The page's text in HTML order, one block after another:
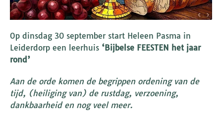
Op dinsdag 30 september start Heleen Pasma in
Leiderdorp een leerhuis ‘Bijbelse FEESTEN het jaar
rond’
Aan de orde komen de begrippen ordening van de
tijd, (heiliging van) de rustdag, verzoening,
dankbaarheid en nog veel meer.